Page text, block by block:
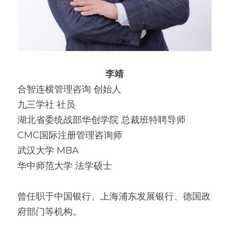
李靖
合智连横管理咨询 创始人
九三学社 社员
湖北省委统战部华创学院 总裁班特聘导师
CMC国际注册管理咨询师
武汉大学 MBA
华中师范大学 法学硕士
曾任职于中国银行、上海浦东发展银行、德国政
府部门等机构。